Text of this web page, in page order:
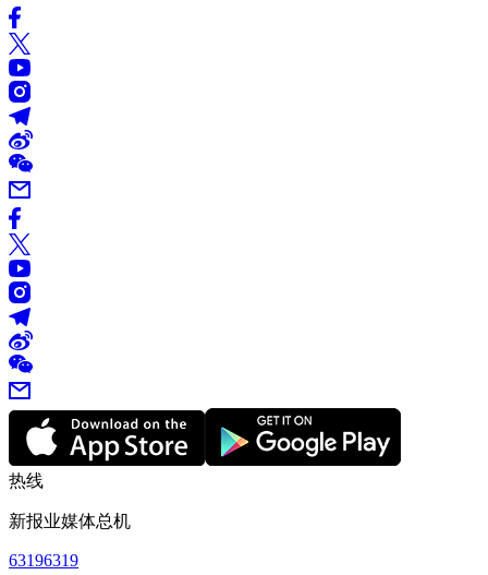
热线
新报业媒体总机
63196319